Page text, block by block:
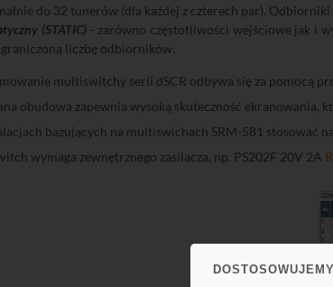
do 32 tunerów (dla każdej z czterech par).
(STATIC) - zarówno częstotliwości wejściowe jak i
liczbę odbiorników.
multiswitchy serii dSCR odbywa się za pomocą
obudowa zapewnia wysoką skuteczność ekranowania,
bazujących na multiswichach SRM-581 stosować
wymaga zewnętrznego zasilacza, np. PS202F 20V 2A